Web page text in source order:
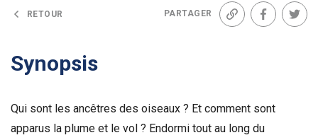
RETOUR PARTAGER
Lien Facebook
Synopsis
Qui sont les ancêtres des oiseaux ? Et comment sont
apparus la plume et le vol ? Endormi tout au long du